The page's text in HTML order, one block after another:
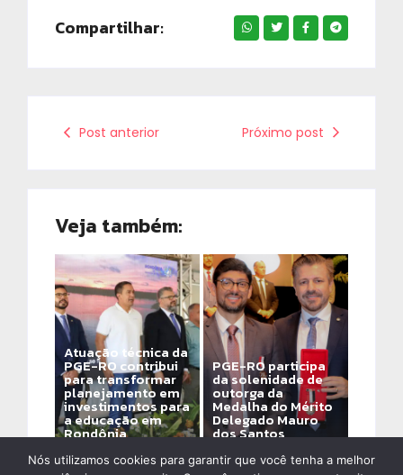
Compartilhar:
Post anterior Próximo post
Veja também:
Atuação técnica da
PGE-RO contribui
para transformar
planejamento em
investimentos para
a educação em
Rondônia
By Alinne Assis De Ozeda
PGE-RO participa
da solenidade de
outorga da
Medalha do Mérito
Delegado Mauro
dos Santos
By Alinne Assis De Ozeda
Nós utilizamos cookies para garantir que você tenha a melhor